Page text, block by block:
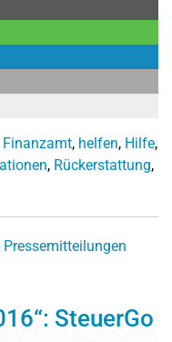
Finanzamt, helfen, Hilfe,
, Rückerstattung,
Pressemitteilungen
SteuerGo